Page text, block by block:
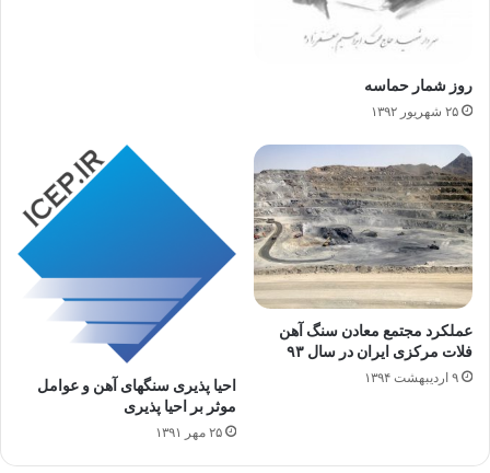
روز شمار حماسه
۲۵ شهریور ۱۳۹۲
عملکرد مجتمع معادن سنگ آهن
فلات مرکزی ایران در سال ۹۳
۹ اردیبهشت ۱۳۹۴
احیا پذیری سنگهای آهن و عوامل
موثر بر احیا پذیری
۲۵ مهر ۱۳۹۱